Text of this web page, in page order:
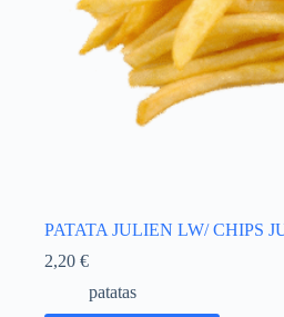
PATATA JULIEN LW/ CHIPS
2,20 €
patatas